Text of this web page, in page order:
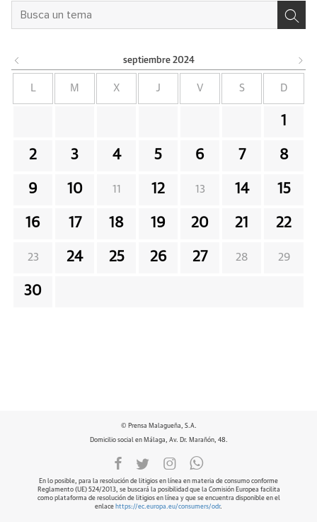
septiembre 2024
M X J V S D
1
2 3 4 5 6 7 8
9 10 11 12 13 14 15
16 17 18 19 20 21 22
23 24 25 26 27 28 29
30
© Prensa Malagueña, S.A.
Domicilio social en Málaga, Av. Dr. Marañón, 48.
En lo posible, para la resolución de litigios en línea en materia de consumo conforme
Reglamento (UE) 524/2013, se buscará la posibilidad que la Comisión Europea facilita
como plataforma de resolución de litigios en línea y que se encuentra disponible en el
enlace https://ec.europa.eu/consumers/odr.